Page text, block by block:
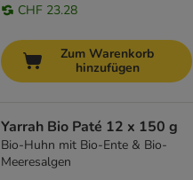
CHF 23.28
Zum Warenkorb
hinzufügen
Yarrah Bio Paté 12 x 150 g
Bio-Huhn mit Bio-Ente & Bio-
Meeresalgen